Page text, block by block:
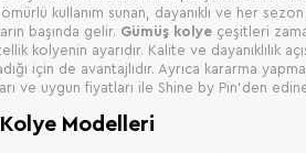
ömürlü kullanım sunan, dayanıklı ve her
başında gelir. Gümüş kolye çeşitleri
kolyenin ayarıdır. Kalite ve
için de avantajlıdır. Ayrıca kararma
ve uygun fiyatları ile Shine by Pin’den
Kolye Modelleri